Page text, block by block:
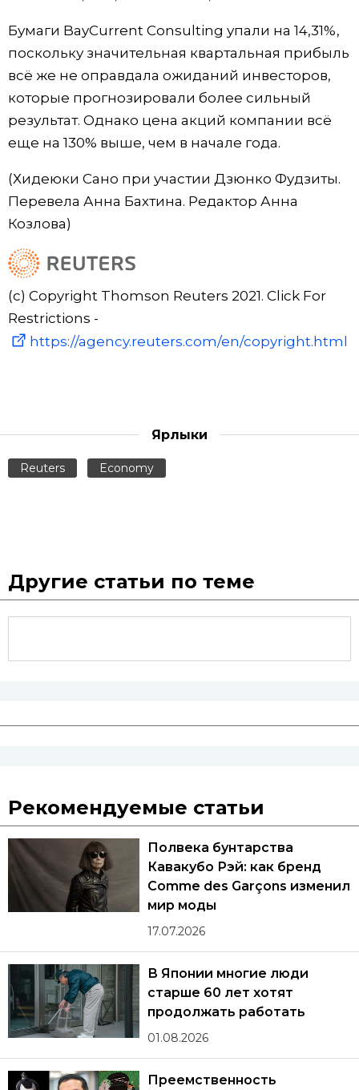
Бумаги BayCurrent Consulting упали на 14,31%,
поскольку значительная квартальная прибыль
всё же не оправдала ожиданий инвесторов,
которые прогнозировали более сильный
результат. Однако цена акций компании всё
еще на 130% выше, чем в начале года.
(Хидеюки Сано при участии Дзюнко Фудзиты.
Перевела Анна Бахтина. Редактор Анна
Козлова)
(c) Copyright Thomson Reuters 2021. Click For
Restrictions -
https://agency.reuters.com/en/copyright.html
Ярлыки
Reuters Economy
Другие статьи по теме
Рекомендуемые статьи
Полвека бунтарства
Кавакубо Рэй: как бренд
Comme des Garçons изменил
мир моды
17.07.2026
В Японии многие люди
старше 60 лет хотят
продолжать работать
01.08.2026
Преемственность